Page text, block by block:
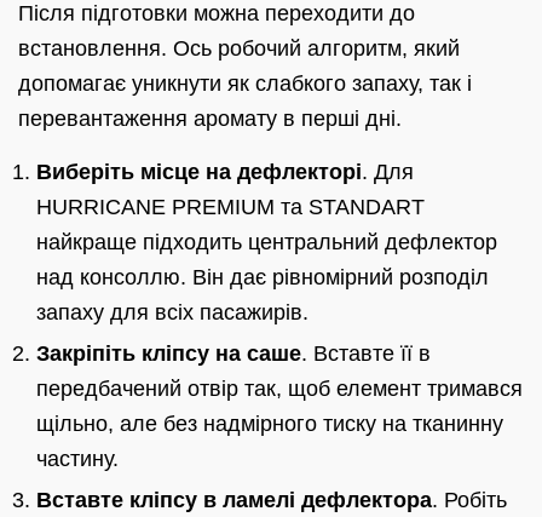
Після підготовки можна переходити до
встановлення. Ось робочий алгоритм, який
допомагає уникнути як слабкого запаху, так і
перевантаження аромату в перші дні.
Виберіть місце на дефлекторі. Для
HURRICANE PREMIUM та STANDART
найкраще підходить центральний дефлектор
над консоллю. Він дає рівномірний розподіл
запаху для всіх пасажирів.
Закріпіть кліпсу на саше. Вставте її в
передбачений отвір так, щоб елемент тримався
щільно, але без надмірного тиску на тканинну
частину.
Вставте кліпсу в ламелі дефлектора. Робіть